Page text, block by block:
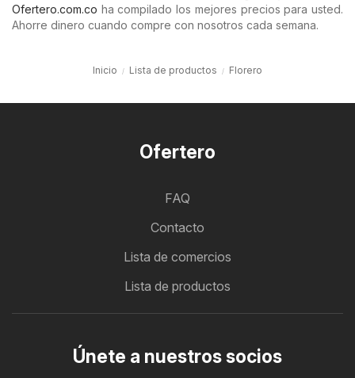
Ofertero.com.co ha compilado los mejores precios para usted.
Ahorre dinero cuando compre con nosotros cada semana.
Inicio Lista de productos Florero
Ofertero
FAQ
Contacto
Lista de comercios
Lista de productos
Únete a nuestros socios